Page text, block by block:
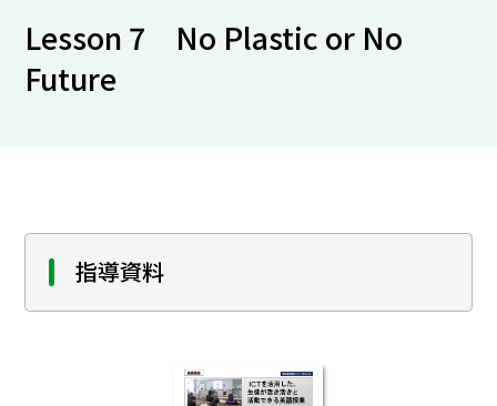
Lesson 7 No Plastic or No
Future
指導資料